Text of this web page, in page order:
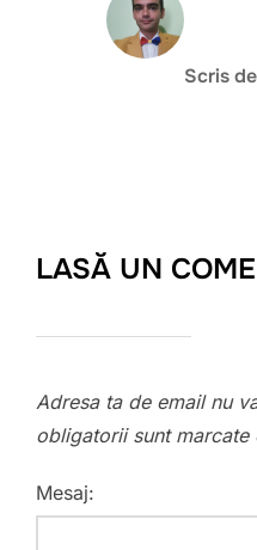
Scris de
LASĂ UN
Adresa ta de email nu
obligatorii sunt marcate
Mesaj: